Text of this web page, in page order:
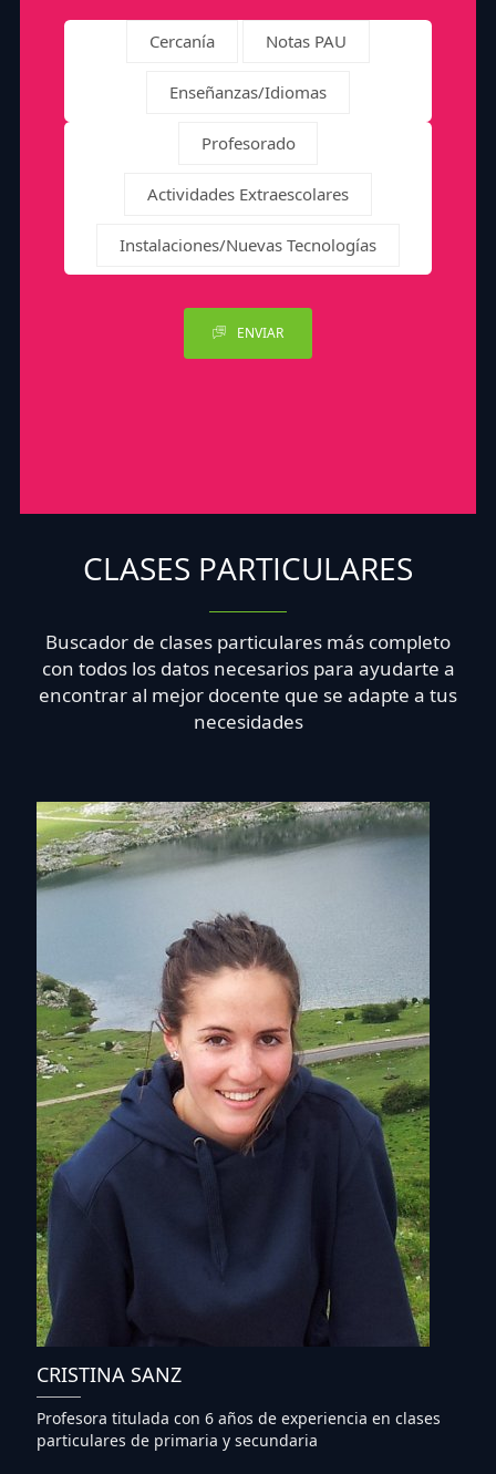
Cercanía Notas PAU
Enseñanzas/Idiomas
Profesorado
Actividades Extraescolares
Instalaciones/Nuevas Tecnologías
ENVIAR
CLASES PARTICULARES
Buscador de clases particulares más completo
con todos los datos necesarios para ayudarte a
encontrar al mejor docente que se adapte a tus
necesidades
CRISTINA SANZ
Profesora titulada con 6 años de experiencia en clases
particulares de primaria y secundaria